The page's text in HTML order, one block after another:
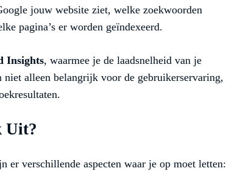
jouw website ziet, welke zoekwoorden
pagina’s er worden geïndexeerd.
Insights, waarmee je de laadsnelheid van je
alleen belangrijk voor de gebruikerservaring,
Uit?
er verschillende aspecten waar je op moet letten: